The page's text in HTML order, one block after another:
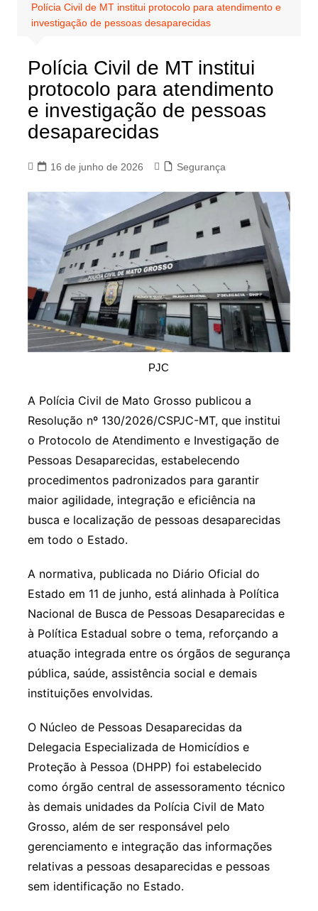
Polícia Civil de MT institui protocolo para atendimento e
investigação de pessoas desaparecidas
Polícia Civil de MT institui
protocolo para atendimento
e investigação de pessoas
desaparecidas
16 de junho de 2026 Segurança
PJC
A Polícia Civil de Mato Grosso publicou a
Resolução nº 130/2026/CSPJC-MT, que institui
o Protocolo de Atendimento e Investigação de
Pessoas Desaparecidas, estabelecendo
procedimentos padronizados para garantir
maior agilidade, integração e eficiência na
busca e localização de pessoas desaparecidas
em todo o Estado.
A normativa, publicada no Diário Oficial do
Estado em 11 de junho, está alinhada à Política
Nacional de Busca de Pessoas Desaparecidas e
à Política Estadual sobre o tema, reforçando a
atuação integrada entre os órgãos de segurança
pública, saúde, assistência social e demais
instituições envolvidas.
O Núcleo de Pessoas Desaparecidas da
Delegacia Especializada de Homicídios e
Proteção à Pessoa (DHPP) foi estabelecido
como órgão central de assessoramento técnico
às demais unidades da Polícia Civil de Mato
Grosso, além de ser responsável pelo
gerenciamento e integração das informações
relativas a pessoas desaparecidas e pessoas
sem identificação no Estado.